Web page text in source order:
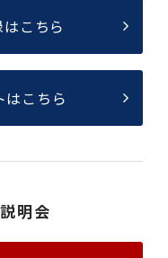
こちら
はこちら
明会